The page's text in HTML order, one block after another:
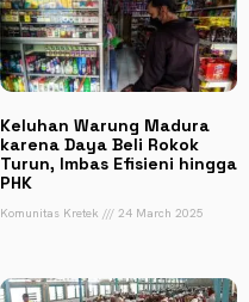
Keluhan Warung Madura
karena Daya Beli Rokok
Turun, Imbas Efisieni hingga
PHK
Komunitas Kretek 24 March 2025